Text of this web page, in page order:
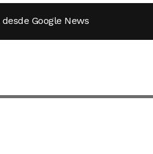
desde Google News